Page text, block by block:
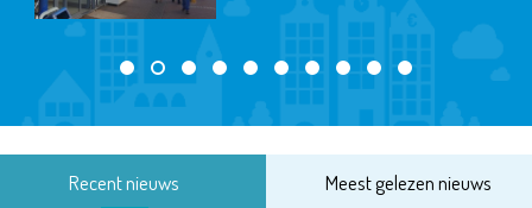
Recent nieuws Meest gelezen nieuws